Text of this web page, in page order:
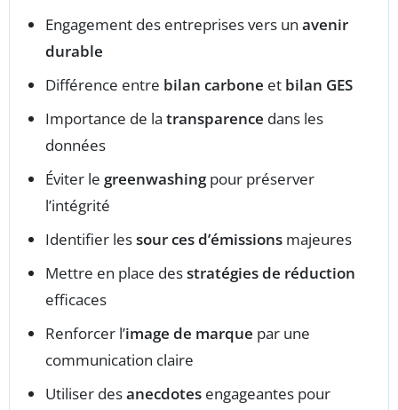
Engagement des entreprises vers un avenir
durable
Différence entre bilan carbone et bilan GES
Importance de la transparence dans les
données
Éviter le greenwashingpour préserver
l’intégrité
Identifier lessour ces d’émissions majeures
Mettre en place desstratégies de réduction
efficaces
Renforcer l’image de marque par une
communication claire
Utiliser desanecdotes engageantes pour